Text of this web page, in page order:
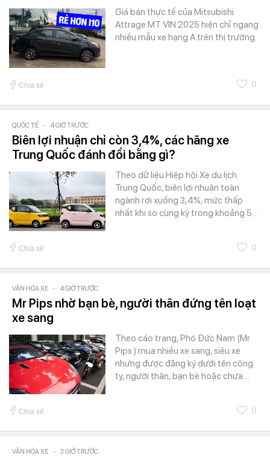
Giá bán thực tế của Mitsubishi
Attrage MT VIN 2025 hiện chỉ ngang
nhiều mẫu xe hạng A trên thị trường.
Chia sẻ 0
QUỐC TẾ - 4 GIỜ TRƯỚC
Biên lợi nhuận chỉ còn 3,4%, các hãng xe
Trung Quốc đánh đổi bằng gì?
Theo dữ liệu Hiệp hội Xe du lịch
Trung Quốc, biên lợi nhuận toàn
ngành rơi xuống 3,4%, mức thấp
nhất khi so cùng kỳ trong khoảng 5…
Chia sẻ 0
VĂN HÓA XE - 4 GIỜ TRƯỚC
Mr Pips nhờ bạn bè, người thân đứng tên loạt
xe sang
Theo cáo trạng, Phó Đức Nam (Mr
Pips ) mua nhiều xe sang, siêu xe
nhưng được đăng ký dưới tên công
ty, người thân, bạn bè hoặc chưa…
Chia sẻ 0
VĂN HÓA XE - 3 GIỜ TRƯỚC